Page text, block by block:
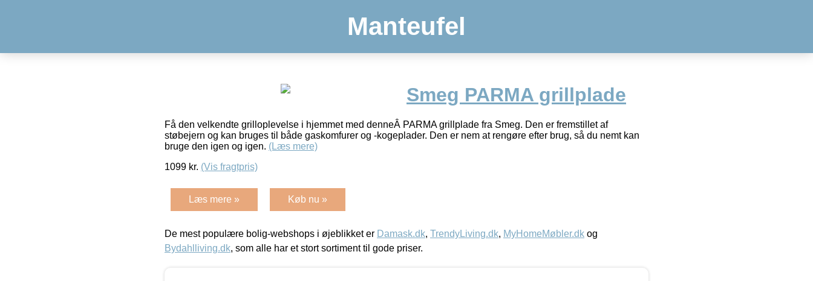
Manteufel
Smeg PARMA grillplade
Få den velkendte grilloplevelse i hjemmet med denneÂ PARMA grillplade fra Smeg. Den er fremstillet af
støbejern og kan bruges til både gaskomfurer og -kogeplader. Den er nem at rengøre efter brug, så du nemt kan
bruge den igen og igen. (Læs mere)
1099 kr. (Vis fragtpris)
Læs mere » Køb nu »
De mest populære bolig-webshops i øjeblikket er Damask.dk, TrendyLiving.dk, MyHomeMøbler.dk og
Bydahlliving.dk, som alle har et stort sortiment til gode priser.